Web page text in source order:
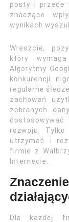
posty i przede
znacząco
wynikach
Wreszcie,
który
Algorytmy
konkurencji
regularne
zachowań
zebranych
rozwoju.
utrzymać i
firmie z
Internecie.
Dla każdej